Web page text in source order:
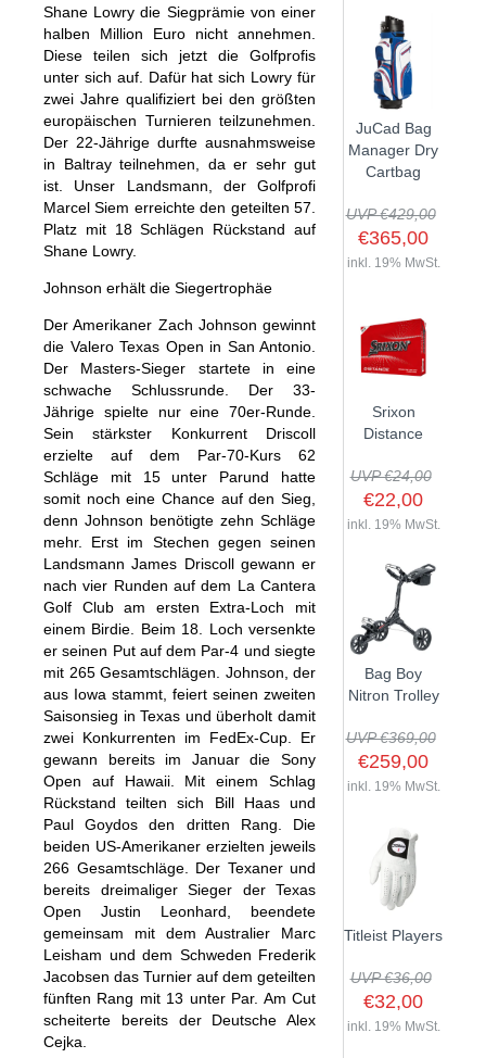
PUTTER
KINDER GOLFSCHLÄGER
HEADS
SHAFTS
DEMOSCHLÄGER
KINDER GOLFSCHUHE
DAMEN
CAPS
GÜRTEL & SOCKEN
HERREN GOLFHANDSCHUHE
DAMEN GOLFHANDSCHUHE
KINDER GOLFHANDSCHUHE
ZUBEHÖR
ENTFERNUNGSMESSER
REGENSCHIRME
HANDTÜCHER
ACCESSOIRES
TRAININGSHILFEN
MONTAGE
KOMPONENTEN
GRIFFE
GUTSCHEINE
GUTSCHEINE
GOLFSCHLÄGER
BAGS
TROLLIES
BÄLLE
SCHUHE
HANDSCHUHE
ZUBEHÖR
EVENTS
GOLFKURSE
EVENTS
GUTSCHEINE
Shane Lowry die Siegprämie von einer
halben Million Euro nicht annehmen.
Diese teilen sich jetzt die Golfprofis
unter sich auf. Dafür hat sich Lowry für
zwei Jahre qualifiziert bei den größten
europäischen Turnieren teilzunehmen.
Der 22-Jährige durfte ausnahmsweise
in Baltray teilnehmen, da er sehr gut
ist. Unser Landsmann, der Golfprofi
Marcel Siem erreichte den geteilten 57.
Platz mit 18 Schlägen Rückstand auf
Shane Lowry.
Johnson erhält die Siegertrophäe
Der Amerikaner Zach Johnson gewinnt
die Valero Texas Open in San Antonio.
Der Masters-Sieger startete in eine
schwache Schlussrunde. Der 33-
Jährige spielte nur eine 70er-Runde.
Sein stärkster Konkurrent Driscoll
erzielte auf dem Par-70-Kurs 62
Schläge mit 15 unter Parund hatte
somit noch eine Chance auf den Sieg,
denn Johnson benötigte zehn Schläge
mehr. Erst im Stechen gegen seinen
Landsmann James Driscoll gewann er
nach vier Runden auf dem La Cantera
Golf Club am ersten Extra-Loch mit
einem Birdie. Beim 18. Loch versenkte
er seinen Put auf dem Par-4 und siegte
mit 265 Gesamtschlägen. Johnson, der
aus Iowa stammt, feiert seinen zweiten
Saisonsieg in Texas und überholt damit
zwei Konkurrenten im FedEx-Cup. Er
gewann bereits im Januar die Sony
Open auf Hawaii. Mit einem Schlag
Rückstand teilten sich Bill Haas und
Paul Goydos den dritten Rang. Die
beiden US-Amerikaner erzielten jeweils
266 Gesamtschläge. Der Texaner und
bereits dreimaliger Sieger der Texas
Open Justin Leonhard, beendete
gemeinsam mit dem Australier Marc
Leisham und dem Schweden Frederik
Jacobsen das Turnier auf dem geteilten
fünften Rang mit 13 unter Par. Am Cut
scheiterte bereits der Deutsche Alex
Cejka.
JuCad Bag
Manager Dry
Cartbag
UVP €429,00
€365,00
inkl. 19% MwSt.
Srixon
Distance
UVP €24,00
€22,00
inkl. 19% MwSt.
Bag Boy
Nitron Trolley
UVP €369,00
€259,00
inkl. 19% MwSt.
Titleist Players
UVP €36,00
€32,00
inkl. 19% MwSt.